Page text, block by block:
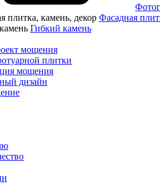
Фасадная
Гибкий камень
мощения
плитки
мощения
дизайн